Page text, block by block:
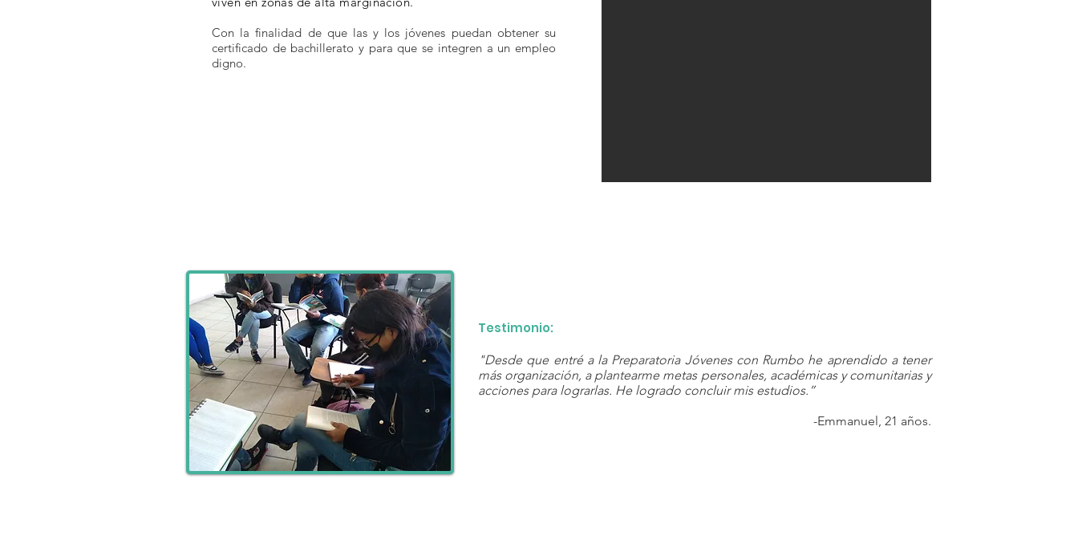
Con la finalidad de que las y los jóvenes puedan obtener su
certificado de bachillerato y para que se integren a un empleo
digno.
Testimonio:
"Desde que entré a la Preparatoria Jóvenes con Rumbo he aprendido a tener
más organización, a plantearme metas personales, académicas y comunitarias y
acciones para lograrlas. He logrado concluir mis estudios.”
-Emmanuel, 21 años.